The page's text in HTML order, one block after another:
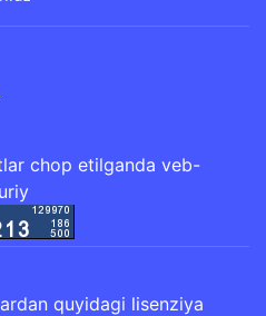
chop etilganda veb-
quyidagi lisenziya